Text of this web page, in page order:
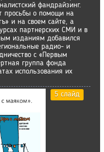
фандрайзинг.
просьбы о помощи на
и на своем сайте, а
партнерских СМИ и в
изданиям добавился
радио- и
с «Первым
группа фонда
использования их
5 слайд